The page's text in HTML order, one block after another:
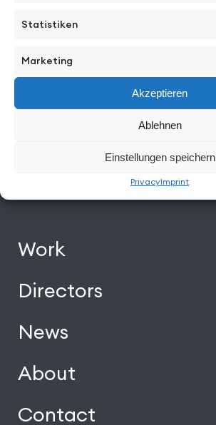
Statistiken
Marketing
Akzeptieren
Ablehnen
Einstellungen speichern
PrivacyImprint
See More Work
Work
Directors
News
About
Contact